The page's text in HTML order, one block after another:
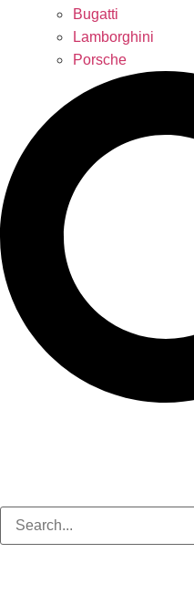
Bugatti
Lamborghini
Porsche